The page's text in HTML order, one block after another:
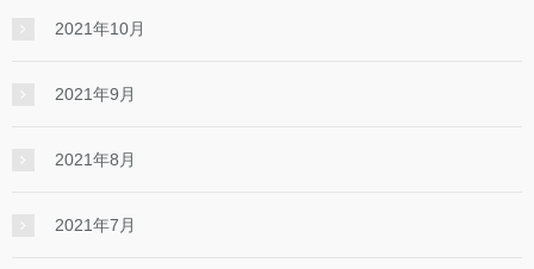
2021年10月
2021年9月
2021年8月
2021年7月